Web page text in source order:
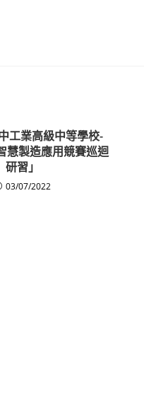
工業高級中等學校-
慧製造應用競賽巡迴
研習」
03/07/2022